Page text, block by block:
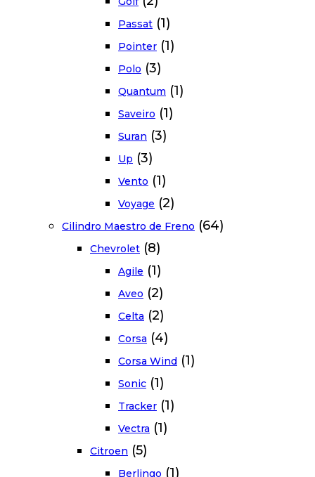
Passat (1)
Pointer (1)
Polo (3)
Quantum (1)
Saveiro (1)
Suran (3)
Up (3)
Vento (1)
Voyage (2)
Cilindro Maestro de Freno (64)
Chevrolet (8)
Agile (1)
Aveo (2)
Celta (2)
Corsa (4)
Corsa Wind (1)
Sonic (1)
Tracker (1)
Vectra (1)
Citroen (5)
Berlingo (1)